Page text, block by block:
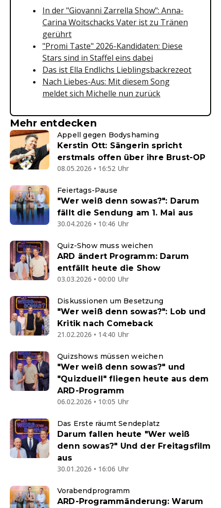
In der "Giovanni Zarrella Show": Anna-
Carina Woitschacks Vater ist zu Tränen
gerührt
"Promi Taste" 2026-Kandidaten: Diese
Stars sind in Staffel eins dabei
Das ist Ella Endlichs Lieblingsbackrezeot
Nach Liebes-Aus: Mit diesem Song
meldet sich Michelle nun zurück
Mehr entdecken
Appell gegen Bodyshaming
Kerstin Ott: Sängerin spricht
erstmals offen über ihre Brust-OP
08.05.2026 • 16:52 Uhr
Feiertags-Pause
"Wer weiß denn sowas?": Darum
fällt die Sendung am 1. Mai aus
30.04.2026 • 10:46 Uhr
Quiz-Show muss weichen
ARD ändert Programm: Darum
entfällt heute die Show
03.03.2026 • 00:00 Uhr
Diskussionen um Besetzung
"Wer weiß denn sowas?": Lob und
Kritik nach Comeback
21.02.2026 • 14:40 Uhr
Quizshows müssen weichen
"Wer weiß denn sowas?" und
"Quizduell" fliegen heute aus dem
ARD-Programm
06.02.2026 • 10:05 Uhr
Das Erste räumt Sendeplatz
Darum fallen heute "Wer weiß
denn sowas?" Und der Freitagsfilm
aus
30.01.2026 • 16:06 Uhr
Vorabendprogramm
ARD-Programmänderung: Warum